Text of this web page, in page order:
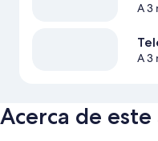
A 3
A 3
Acerca de